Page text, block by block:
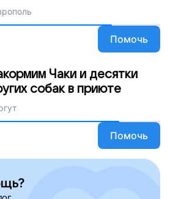
Помочь
Чаки и десятки
собак в приюте
Помочь